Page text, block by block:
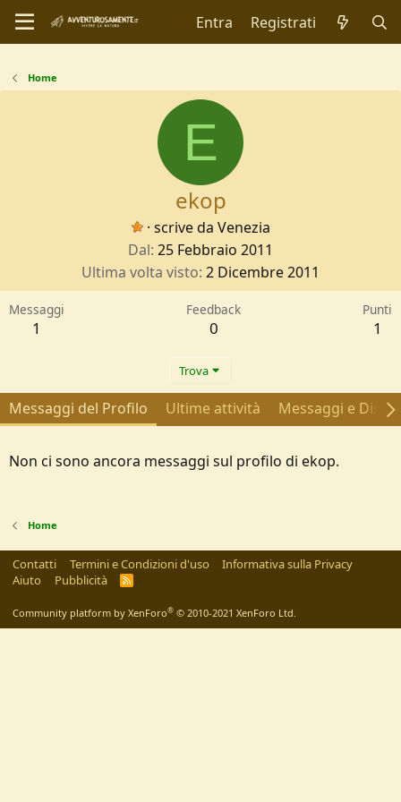
Entra Registrati
Home
E
ekop
· scrive da Venezia
Dal 25 Febbraio 2011
Ultima volta visto 2 Dicembre 2011
Messaggi
1
Feedback
0
Punti
1
Trova
Messaggi del Profilo Ultime attività Messaggi e
Non ci sono ancora messaggi sul profilo di ekop.
Home
Contatti Termini e Condizioni d'uso
Informativa sulla Privacy
Aiuto
Pubblicità
R
Community platform by XenForo® © 2010-2021 XenForo Ltd.